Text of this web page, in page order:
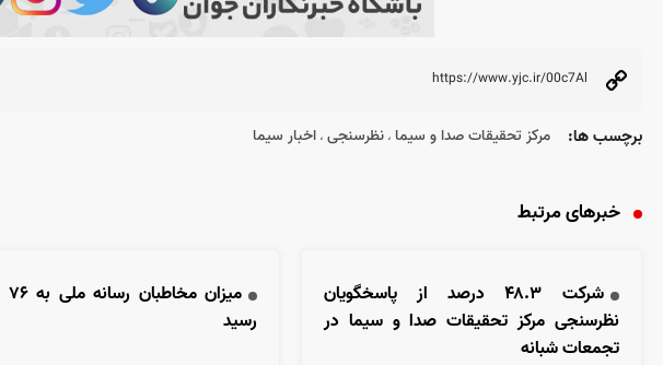
برچسب ها: مرکز تحقیقات صدا و سیما ،نظرسنجی ، اخبار سیما
خبرهای مرتبط
شرکت ۴۸.۳ درصد از پاسخگویان
نظرسنجی مرکز تحقیقات صدا و سیما در
تجمعات شبانه
رسید